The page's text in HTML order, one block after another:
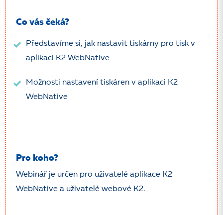
Co vás čeká?
Představíme si, jak nastavit tiskárny pro tisk v
aplikaci K2 WebNative
Možnosti nastavení tiskáren v aplikaci K2
WebNative
Pro koho?
Webinář je určen pro uživatelé aplikace K2
WebNative a uživatelé webové K2.